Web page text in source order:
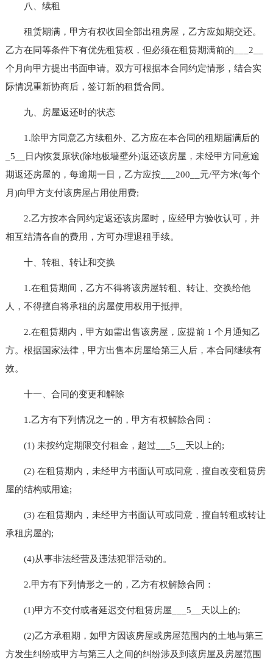
八、续租
租赁期满，甲方有权收回全部出租房屋，乙方应如期交还。
乙方在同等条件下有优先租赁权，但必须在租赁期满前的___2__
个月向甲方提出书面申请。双方可根据本合同约定情形，结合实
际情况重新协商后，签订新的租赁合同。
九、房屋返还时的状态
1.除甲方同意乙方续租外、乙方应在本合同的租期届满后的
_5__日内恢复原状(除地板墙壁外)返还该房屋，未经甲方同意逾
期返还房屋的，每逾期一日，乙方应按___200__元/平方米(每个
月)向甲方支付该房屋占用使用费;
2.乙方按本合同约定返还该房屋时，应经甲方验收认可，并
相互结清各自的费用，方可办理退租手续。
十、转租、转让和交换
1.在租赁期间，乙方不得将该房屋转租、转让、交换给他
人，不得擅自将承租的房屋使用权用于抵押。
2.在租赁期内，甲方如需出售该房屋，应提前 1 个月通知乙
方。根据国家法律，甲方出售本房屋给第三人后，本合同继续有
效。
十一、合同的变更和解除
1.乙方有下列情况之一的，甲方有权解除合同：
(1) 未按约定期限交付租金，超过___5__天以上的;
(2) 在租赁期内，未经甲方书面认可或同意，擅自改变租赁房
屋的结构或用途;
(3) 在租赁期内，未经甲方书面认可或同意，擅自转租或转让
承租房屋的;
(4)从事非法经营及违法犯罪活动的。
2.甲方有下列情形之一的，乙方有权解除合同：
(1)甲方不交付或者延迟交付租赁房屋___5__天以上的;
(2)乙方承租期，如甲方因该房屋或房屋范围内的土地与第三
方发生纠纷或甲方与第三人之间的纠纷涉及到该房屋及房屋范围